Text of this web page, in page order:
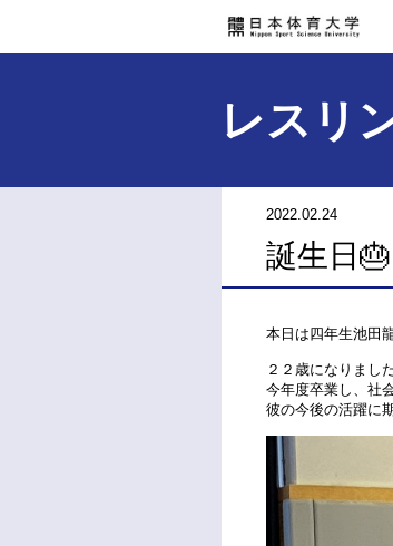
レスリ
2022.02.24
誕生日🎂
本日は四年生池田
２２歳になりまし
今年度卒業し、社
彼の今後の活躍に